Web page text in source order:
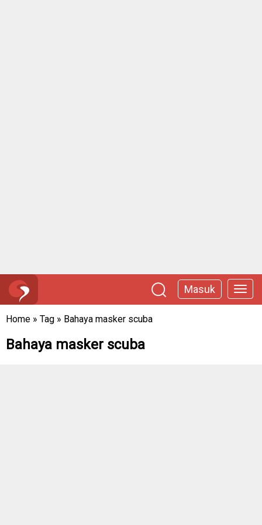
Masuk
Home » Tag » Bahaya masker scuba
Bahaya masker scuba